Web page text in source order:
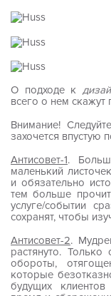
О подходе к
всего о нем скажут
Внимание!
захочется впустую
Антисовет-1.
маленький
и обязательно
тем больше
услуге/событии
сохранят, чтобы
Антисовет-2.
растянуто.
обороты,
которые
будущих клиентов